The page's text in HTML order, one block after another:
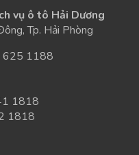
vụ ô tô Hải Dương
Tp. Hải Phòng
625 1188
1818
1818